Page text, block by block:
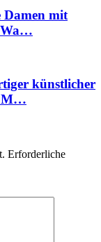
Damen mit
Wa…
künstlicher
Erforderliche